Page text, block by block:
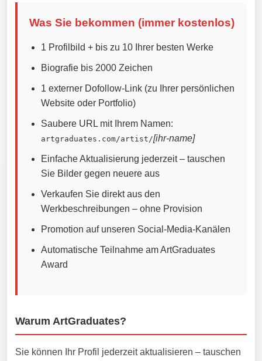
Was Sie bekommen (immer kostenlos)
1 Profilbild + bis zu 10 Ihrer besten Werke
Biografie bis 2000 Zeichen
1 externer Dofollow-Link (zu Ihrer persönlichen
Website oder Portfolio)
Saubere URL mit Ihrem Namen:
artgraduates.com/artist/[ihr-name]
Einfache Aktualisierung jederzeit – tauschen
Sie Bilder gegen neuere aus
Verkaufen Sie direkt aus den
Werkbeschreibungen – ohne Provision
Promotion auf unseren Social-Media-Kanälen
Automatische Teilnahme am ArtGraduates
Award
Warum ArtGraduates?
Sie können Ihr Profil jederzeit aktualisieren – tauschen